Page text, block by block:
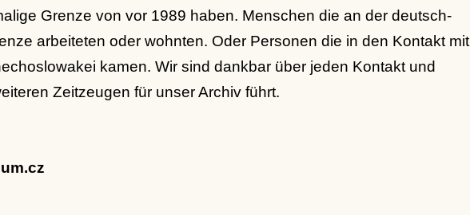
Grenze von vor 1989 haben. Menschen die an der deutsch-
arbeiteten oder wohnten. Oder Personen die in den Kontakt mit
kamen. Wir sind dankbar über jeden Kontakt und
Zeitzeugen für unser Archiv führt.